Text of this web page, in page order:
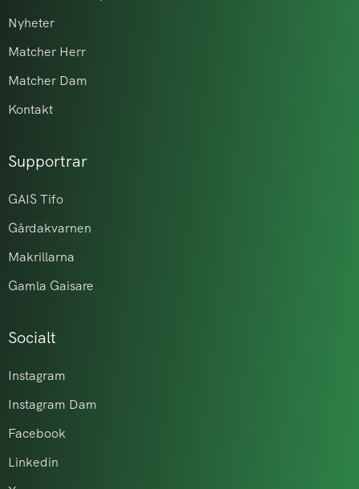
Nyheter
Matcher Herr
Matcher Dam
Kontakt
Supportrar
GAIS Tifo
Gårdakvarnen
Makrillarna
Gamla Gaisare
Socialt
Instagram
Instagram Dam
Facebook
Linkedin